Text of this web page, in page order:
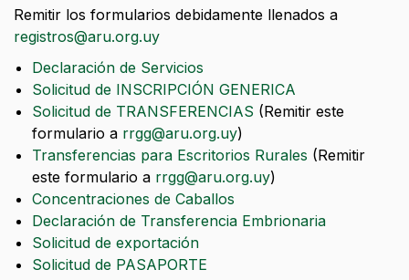
Remitir los formularios debidamente llenados a
registros@aru.org.uy
Declaración de Servicios
Solicitud de INSCRIPCIÓN GENERICA
Solicitud de TRANSFERENCIAS (Remitir este
formulario a rrgg@aru.org.uy)
Transferencias para Escritorios Rurales (Remitir
este formulario a rrgg@aru.org.uy)
Concentraciones de Caballos
Declaración de Transferencia Embrionaria
Solicitud de exportación
Solicitud de PASAPORTE